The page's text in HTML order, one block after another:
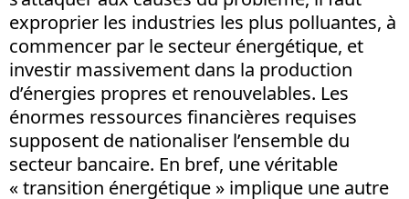
exproprier les industries les plus polluantes, à
commencer par le secteur énergétique, et
investir massivement dans la production
d’énergies propres et renouvelables. Les
énormes ressources financières requises
supposent de nationaliser l’ensemble du
secteur bancaire. En bref, une véritable
« transition énergétique » implique une autre